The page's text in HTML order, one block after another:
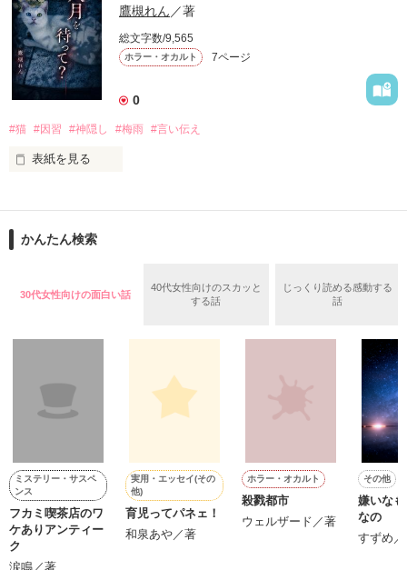
バケモノを生んで、殺して、殺される物語。
定められたシステムに抗う事が出来ずに、流されるままに。
殺し殺され、命の灯が完全に消えるまで。
高い壁に阻まれ、出る事が出来ない街。
俺達は、生きる為に人を殺す。
ガチャで自分を強くする。
殺されないように。
作品を読む
鷹槻れん ／著
総文字数/9,565
ホラー・オカルト 7ページ
0
#猫 #因習 #神隠し #梅雨 #言い伝え
表紙を見る
を、僕は信じていなかった。
父と別れた母に連れられ、祖母の家で暮らし始めた六歳の夏。
ってほしかった」と繰り返す祖母。
作品を読む
かんたん検索
30代女性向けの面白い話
40代女性向けのスカッと
する話
じっくり読める感動する
話
ミステリー・サスペ
ンス
フカミ喫茶店のワ
ケありアンティー
ク
涙鳴／著
実用・エッセイ(その
他)
育児ってパネェ！
和泉あや／著
ホラー・オカルト
殺戮都市
ウェルザード／著
その他
嫌いな
なの
すずめ